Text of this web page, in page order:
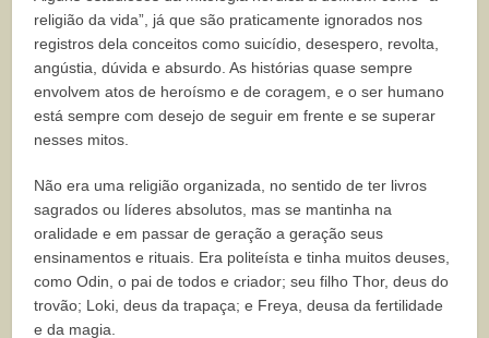
religião da vida”, já que são praticamente ignorados nos
registros dela conceitos como suicídio, desespero, revolta,
angústia, dúvida e absurdo. As histórias quase sempre
envolvem atos de heroísmo e de coragem, e o ser humano
está sempre com desejo de seguir em frente e se superar
nesses mitos.
Não era uma religião organizada, no sentido de ter livros
sagrados ou líderes absolutos, mas se mantinha na
oralidade e em passar de geração a geração seus
ensinamentos e rituais. Era politeísta e tinha muitos deuses,
como Odin, o pai de todos e criador; seu filho Thor, deus do
trovão; Loki, deus da trapaça; e Freya, deusa da fertilidade
e da magia.